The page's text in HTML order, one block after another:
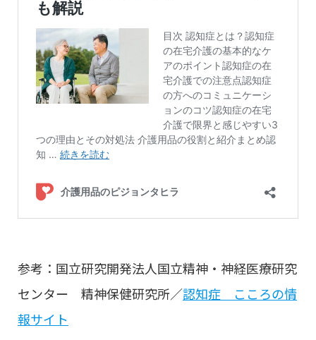
参考：国立研究開発法人国立精神・神経医療研究
センター 精神保健研究所／認知症 こころの情
報サイト